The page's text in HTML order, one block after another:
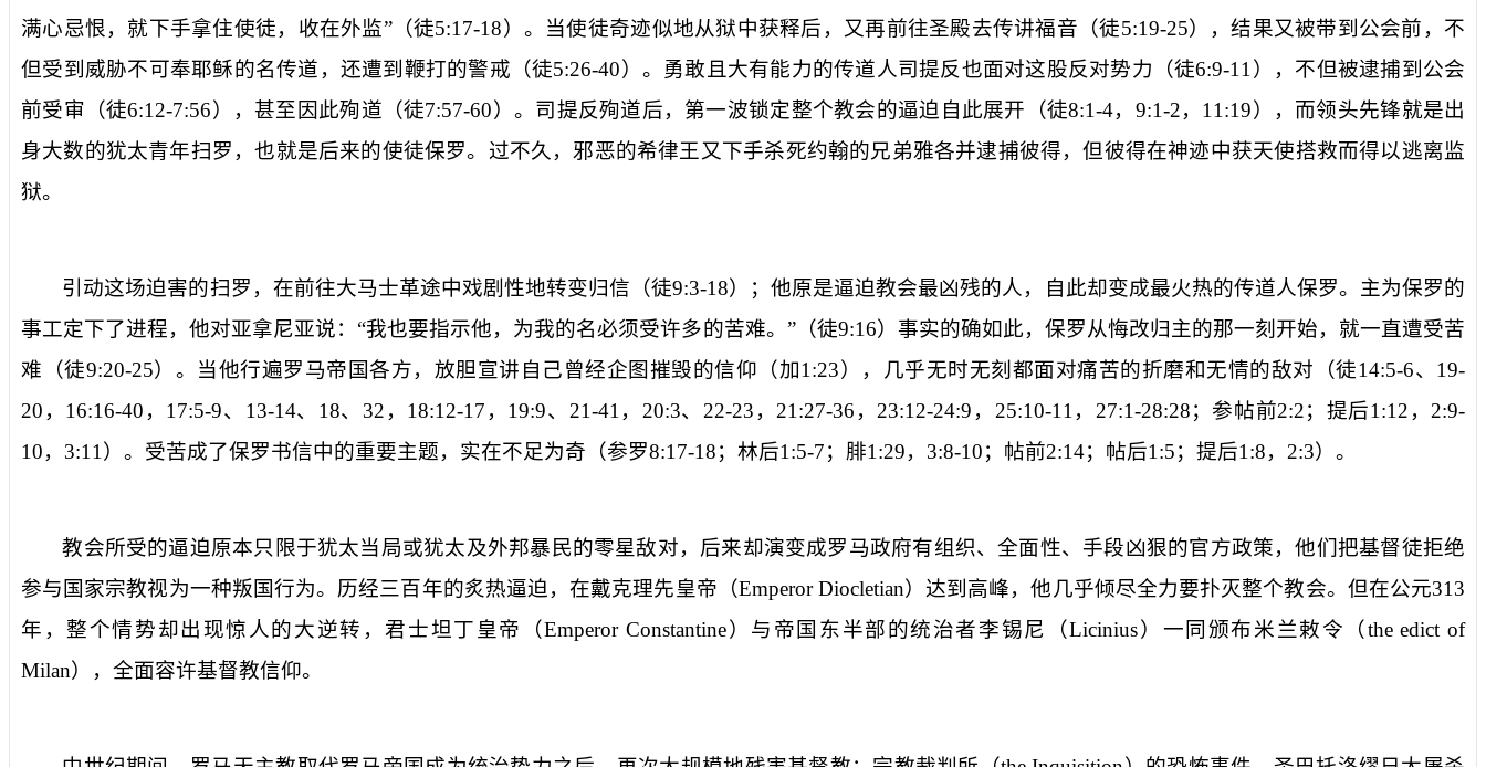
满心忌恨，就下手拿住使徒，收在外监”（徒5:17-18）。当使徒奇迹似地从狱中获释后，又再前往圣殿去传讲福音（徒5:19-25），结果又被带到公会前，不
但受到威胁不可奉耶稣的名传道，还遭到鞭打的警戒（徒5:26-40）。勇敢且大有能力的传道人司提反也面对这股反对势力（徒6:9-11 ），不但被逮捕到公会
前受审（徒6:12-7:56），甚至因此殉道（徒7:57-60）。司提反殉道后，第一波锁定整个教会的逼迫自此展开（徒8:1-4， 9:1-2， 11:19），而领头先锋就是出
身大数的犹太青年扫罗，也就是后来的使徒保罗。过不久，邪恶的希律王又下手杀死约翰的兄弟雅各并逮捕彼得，但彼得在神迹中获天使搭救而得以逃离监
狱。
引动这场迫害的扫罗，在前往大马士革途中戏剧性地转变归信（徒9:3-18）；他原是逼迫教会最凶残的人，自此却变成最火热的传道人保罗。主为保罗的
事工定下了进程，他对亚拿尼亚说：“我也要指示他，为我的名必须受许多的苦难。 ”（徒9:16）事实的确如此，保罗从悔改归主的那一刻开始，就一直遭受苦
难（徒9:20-25）。当他行遍罗马帝国各方，放胆宣讲自己曾经企图摧毁的信仰（加1:23），几乎无时无刻都面对痛苦的折磨和无情的敌对（徒14:5-6、 19-
20 ， 16:16-40 ， 17:5-9、 13-14、 18、 32 ， 18:12-17 ， 19:9、 21-41 ， 20:3、 22-23 ， 21:27-36 ， 23:12-24:9 ， 25:10-11 ， 27:1-28:28；参帖前2:2；提后1:12 ， 2:9-
10， 3:11 ）。受苦成了保罗书信中的重要主题，实在不足为奇（参罗8:17-18；林后1:5-7；腓1:29， 3:8-10；帖前2:14；帖后1:5；提后1:8， 2:3）。
教会所受的逼迫原本只限于犹太当局或犹太及外邦暴民的零星敌对，后来却演变成罗马政府有组织、全面性、手段凶狠的官方政策，他们把基督徒拒绝
参与国家宗教视为一种叛国行为。历经三百年的炙热逼迫，在戴克理先皇帝（Emperor Diocletian）达到高峰，他几乎倾尽全力要扑灭整个教会。但在公元313
年，整个情势却出现惊人的大逆转，君士坦丁皇帝（Emperor Constantine）与帝国东半部的统治者李锡尼（Licinius）一同颁布米兰敕令（the edict of
Milan），全面容许基督教信仰。